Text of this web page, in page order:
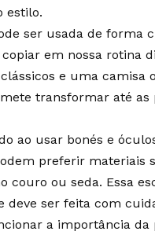
estilo.
ser usada de forma
em nossa rotina
e uma camisa
transformar até as
ao usar bonés e
preferir materiais
couro ou seda. Essa
deve ser feita com
a importância